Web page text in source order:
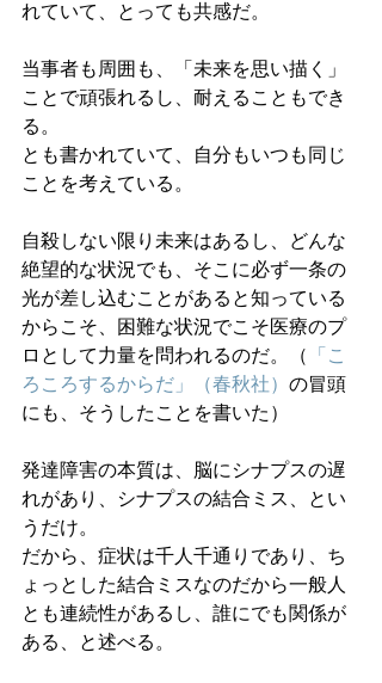
れていて、とっても共感だ。
当事者も周囲も、「未来を思い描く」
ことで頑張れるし、耐えることもでき
る。
とも書かれていて、自分もいつも同じ
ことを考えている。
自殺しない限り未来はあるし、どんな
絶望的な状況でも、そこに必ず一条の
光が差し込むことがあると知っている
からこそ、困難な状況でこそ医療のプ
ロとして力量を問われるのだ。（ 「こ
ろころするからだ」（春秋社） の冒頭
にも、そうしたことを書いた）
発達障害の本質は、脳にシナプスの遅
れがあり、シナプスの結合ミス、とい
うだけ。
だから、症状は千人千通りであり、ち
ょっとした結合ミスなのだから一般人
とも連続性があるし、誰にでも関係が
ある、と述べる。